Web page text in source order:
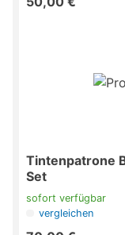
Tintenpatrone
Set
sofort verfügbar
vergleichen